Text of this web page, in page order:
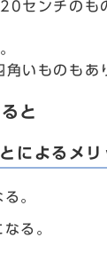
センチのも
いものもあ
と
によるメリ
。
る。